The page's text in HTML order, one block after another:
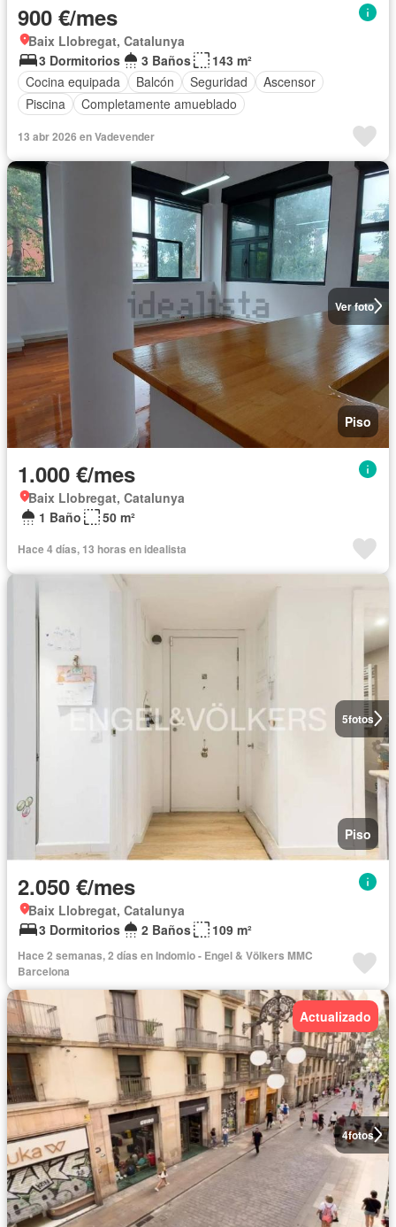
900 €/mes
Baix Llobregat, Catalunya
3 Dormitorios
3 Baños
143 m²
Cocina equipada
Balcón Seguridad
Ascensor
Piscina
Completamente amueblado
13 abr 2026 en Vadevender
Ver foto
Piso
1.000 €/mes
Baix Llobregat, Catalunya
1 Baño
50 m²
Hace 4 días, 13 horas en idealista
5fotos
Piso
2.050 €/mes
Baix Llobregat, Catalunya
3 Dormitorios
2 Baños 109 m²
Hace 2 semanas, 2 días en Indomio - Engel & Völkers MMC
Barcelona
4fotos
Actualizado